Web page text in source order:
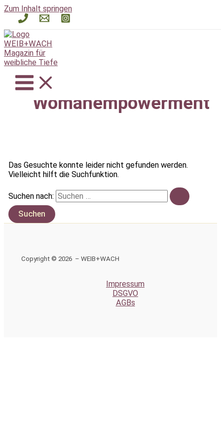
Zum Inhalt springen
Womanempowerment
Das Gesuchte konnte leider nicht gefunden werden.
Vielleicht hilft die Suchfunktion.
Suchen nach:
Copyright © 2026 – WEIB+WACH
Impressum
DSGVO
AGBs